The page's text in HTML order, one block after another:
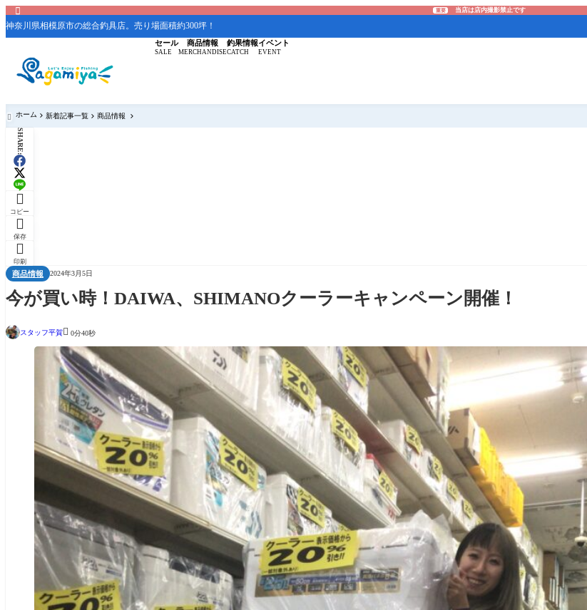
 重要 当店は店内撮影禁止です
神奈川県相模原市の総合釣具店。売り場面積約300坪！
セール
SALE
商品情報
MERCHANDISE
釣果情報
CATCH
イベント
EVENT
 ホーム 新着記事一覧 商品情報
SHARE:

コピー

保存

印刷
商品情報 2024年3月5日
今が買い時！DAIWA、SHIMANOクーラーキャンペーン開催！
スタッフ平賀 0分40秒